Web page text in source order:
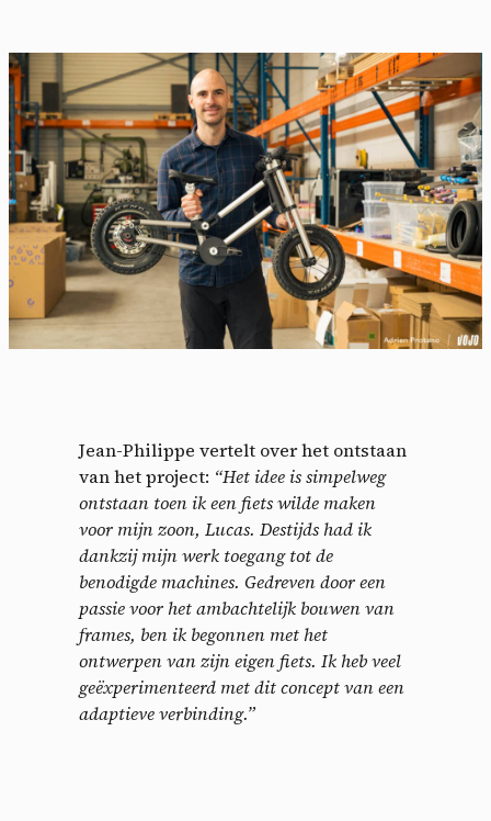
Jean-Philippe vertelt over het ontstaan
van het project: “Het idee is simpelweg
ontstaan toen ik een fiets wilde maken
voor mijn zoon, Lucas. Destijds had ik
dankzij mijn werk toegang tot de
benodigde machines. Gedreven door een
passie voor het ambachtelijk bouwen van
frames, ben ik begonnen met het
ontwerpen van zijn eigen fiets. Ik heb veel
geëxperimenteerd met dit concept van een
adaptieve verbinding.”